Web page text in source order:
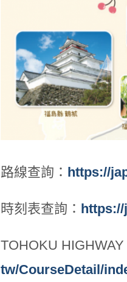
路線查詢： https://
時刻表查詢：
TOHOKU
tw/CourseDetail/